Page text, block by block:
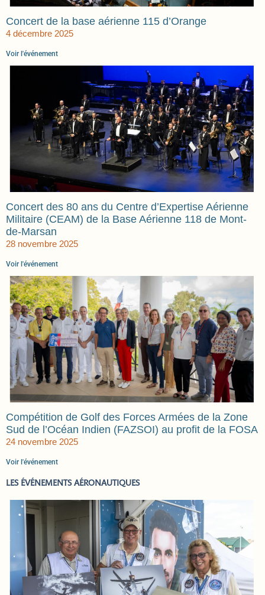
Concert de la base aérienne 115 d’Orange
4 décembre 2025
Voir l'événement
Concert des 80 ans du Centre d’Expertise Aérienne
Militaire (CEAM) de la Base Aérienne 118 de Mont-
de-Marsan
28 novembre 2025
Voir l'événement
Compétition de Golf des Forces Armées de la Zone
Sud de l’Océan Indien (FAZSOI) au profit de la FOSA
24 novembre 2025
Voir l'événement
LES ÉVÉNEMENTS AÉRONAUTIQUES